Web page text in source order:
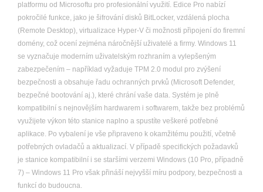
platformu od Microsoftu pro profesionální využití. Edice Pro nabízí
pokročilé funkce, jako je šifrování disků BitLocker, vzdálená plocha
(Remote Desktop), virtualizace Hyper-V či možnosti připojení do firemní
domény, což ocení zejména náročnější uživatelé a firmy. Windows 11
se vyznačuje moderním uživatelským rozhraním a vylepšeným
zabezpečením – například vyžaduje TPM 2.0 modul pro zvýšení
bezpečnosti a obsahuje řadu ochranných prvků (Microsoft Defender,
bezpečné bootování aj.), které chrání vaše data. Systém je plně
kompatibilní s nejnovějším hardwarem i softwarem, takže bez problémů
využijete výkon této stanice naplno a spustíte veškeré potřebné
aplikace. Po vybalení je vše připraveno k okamžitému použití, včetně
potřebných ovladačů a aktualizací. V případě specifických požadavků
je stanice kompatibilní i se staršími verzemi Windows (10 Pro, případně
7) – Windows 11 Pro však přináší nejvyšší míru podpory, bezpečnosti a
funkcí do budoucna.